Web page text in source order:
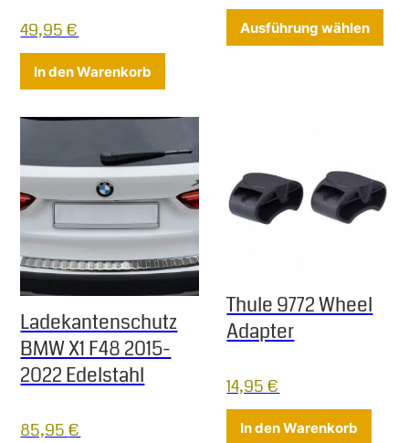
49,95€
In den Warenkorb
Ausführung wählen
Ladekantenschutz
BMW X1 F48 2015-
2022 Edelstahl
85,95€
Thule 9772 Wheel
Adapter
14,95€
In den Warenkorb